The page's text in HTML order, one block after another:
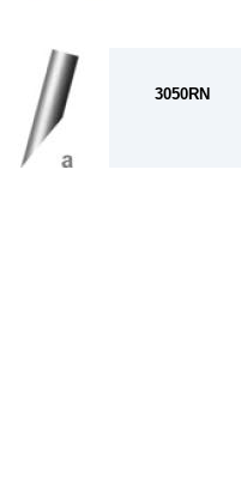
3050RN